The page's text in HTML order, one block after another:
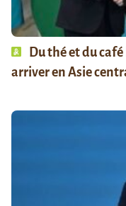
Du thé et du
arriver en Asie